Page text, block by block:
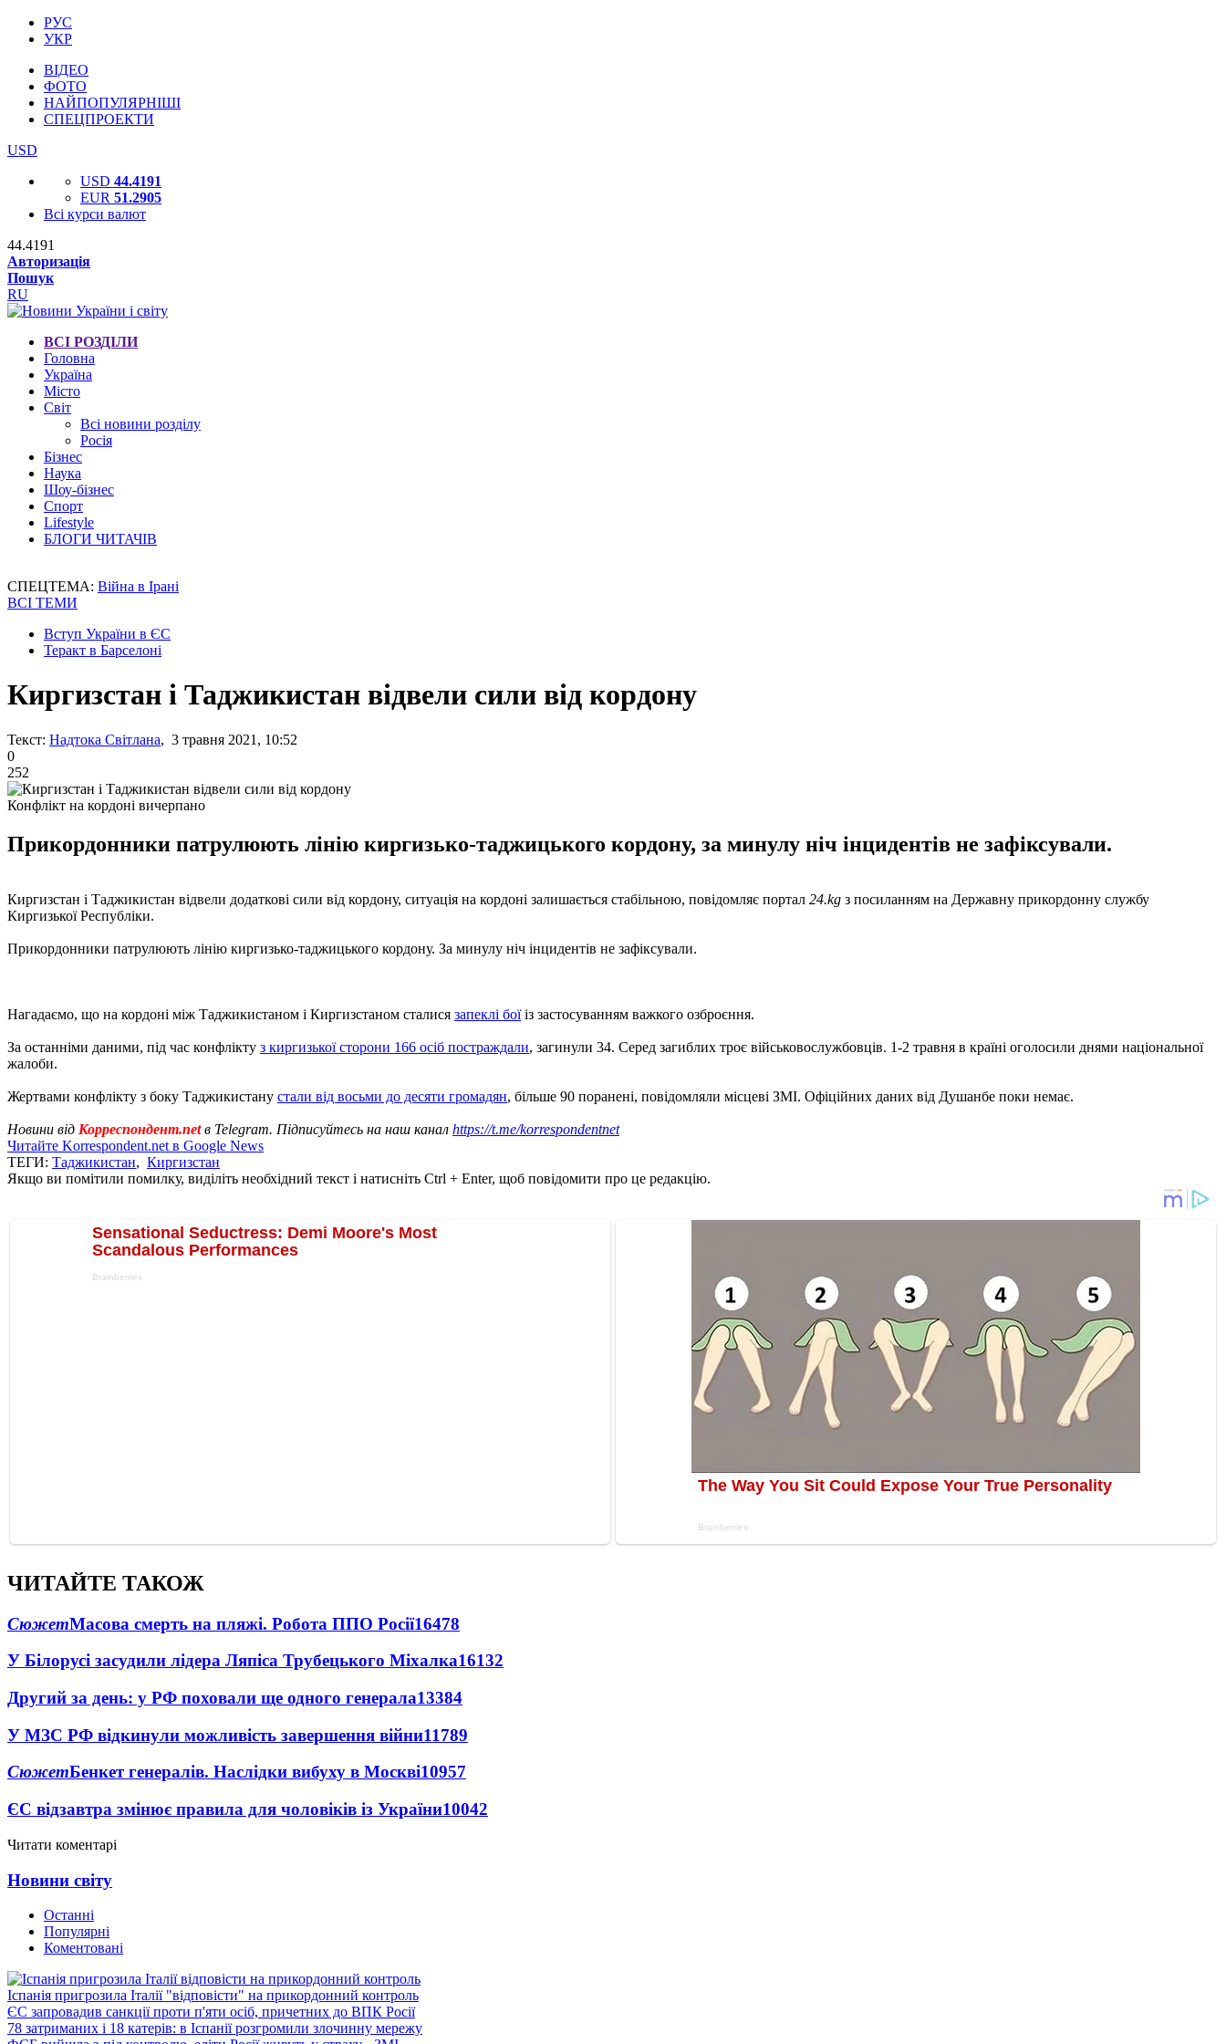
РУС
УКР
ВІДЕО
ФОТО
НАЙПОПУЛЯРНІШІ
СПЕЦПРОЕКТИ
USD
USD 44.4191
EUR 51.2905
Всі курси валют
44.4191
Авторизація
Пошук
RU
ВСІ РОЗДІЛИ
Головна
Україна
Місто
Світ
Всі новини розділу
Росія
Бізнес
Наука
Шоу-бізнес
Спорт
Lifestyle
БЛОГИ ЧИТАЧІВ
СПЕЦТЕМА: Війна в Ірані
ВСІ ТЕМИ
Вступ України в ЄС
Теракт в Барселоні
Киргизстан і Таджикистан відвели сили від кордону
Текст: Надтока Світлана, 3 травня 2021, 10:52
0
252
Конфлікт на кордоні вичерпано
Прикордонники патрулюють лінію киргизько-таджицького кордону, за минулу ніч інцидентів не зафіксували.
Киргизстан і Таджикистан відвели додаткові сили від кордону, ситуація на кордоні залишається стабільною, повідомляє портал 24.kg з посиланням на Державну прикордонну службу
Киргизької Республіки.
Прикордонники патрулюють лінію киргизько-таджицького кордону. За минулу ніч інцидентів не зафіксували.
Нагадаємо, що на кордоні між Таджикистаном і Киргизстаном сталися запеклі боїіз застосуванням важкого озброєння.
За останніми даними, під час конфлікту з киргизької сторони 166 осіб постраждали, загинули 34. Серед загиблих троє військовослужбовців. 1-2 травня в країні оголосили днями національної
жалоби.
Жертвами конфлікту з боку Таджикистану стали від восьми до десяти громадян, більше 90 поранені, повідомляли місцеві ЗМІ. Офіційних даних від Душанбе поки немає.
Новини від Корреспондент.netв Telegram. Підписуйтесь на наш канал https://t.me/korrespondentnet
Читайте Korrespondent.net в Google News
ТЕГИ: Таджикистан, Киргизстан
Якщо ви помітили помилку, виділіть необхідний текст і натисніть Ctrl + Enter, щоб повідомити про це редакцію.
ЧИТАЙТЕ ТАКОЖ
СюжетМасова смерть на пляжі. Робота ППО Росії16478
У Білорусі засудили лідера Ляпіса Трубецького Міхалка16132
Другий за день: у РФ поховали ще одного генерала13384
У МЗС РФ відкинули можливість завершення війни11789
СюжетБенкет генералів. Наслідки вибуху в Москві10957
ЄС відзавтра змінює правила для чоловіків із України10042
Читати коментарі
Новини світу
Останні
Популярні
Коментовані
Іспанія пригрозила Італії "відповісти" на прикордонний контроль
ЄС запровадив санкції проти п'яти осіб, причетних до ВПК Росії
78 затриманих і 18 катерів: в Іспанії розгромили злочинну мережу